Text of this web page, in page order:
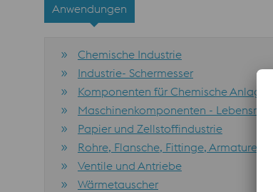
Anwendungen
Chemische Industrie
Industrie- Schermesser
Komponenten für Chemische Anlagen
Maschinenkomponenten -
Papier und Zellstoffindustrie
Rohre, Flansche, Fittinge, Armaturen
Ventile und Antriebe
Wärmetauscher